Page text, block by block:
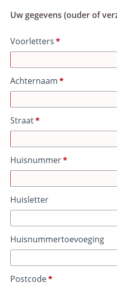
Uw gegevens (ouder of
Voorletters
Achternaam
Straat
Huisnummer
Huisletter
Huisnummertoevoeging
Postcode